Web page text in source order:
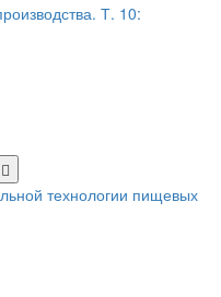
Т. 10: